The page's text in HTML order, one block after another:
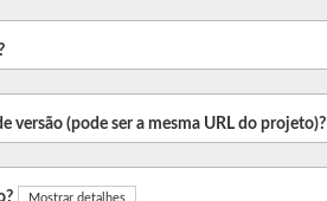
versão (pode ser a mesma URL do projeto)?
Mostrar detalhes